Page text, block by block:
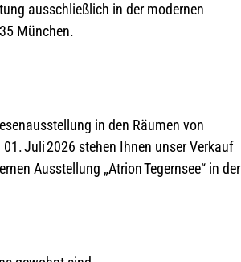
ausschließlich in der modernen
München.
in den Räumen von
Juli 2026 stehen Ihnen unser Verkauf
Ausstellung „Atrion Tegernsee“ in der